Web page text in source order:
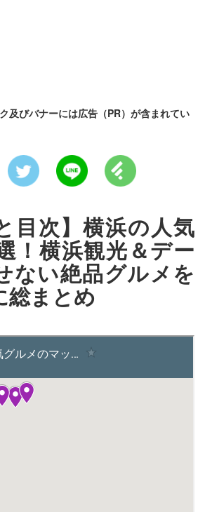
及びバナーには広告（PR）が含まれてい
目次】横浜の人気
！横浜観光＆デー
ない絶品グルメを
総まとめ